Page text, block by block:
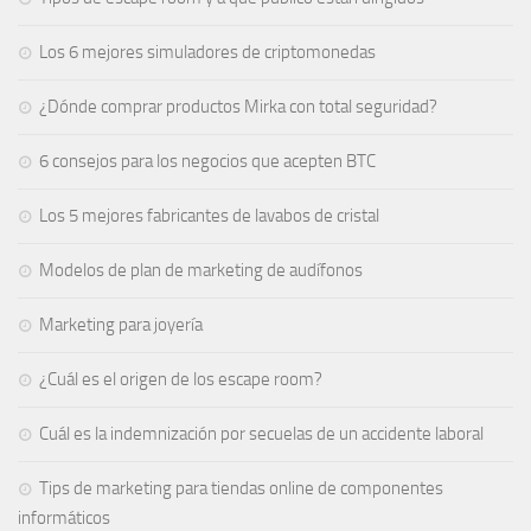
Los 6 mejores simuladores de criptomonedas
¿Dónde comprar productos Mirka con total seguridad?
6 consejos para los negocios que acepten BTC
Los 5 mejores fabricantes de lavabos de cristal
Modelos de plan de marketing de audífonos
Marketing para joyería
¿Cuál es el origen de los escape room?
Cuál es la indemnización por secuelas de un accidente laboral
Tips de marketing para tiendas online de componentes
informáticos